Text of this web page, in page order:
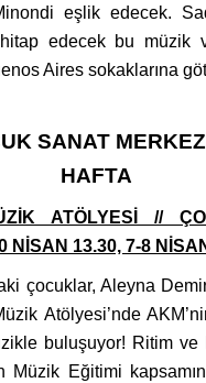
eşlik edecek.
edecek bu müzik
Aires sokaklarına
SANAT
HAFTA
ATÖLYESİ //
NİSAN 13.30, 7-8
çocuklar, Aleyna
Atölyesi’nde
buluşuyor! Ritim ve
Müzik Eğitimi